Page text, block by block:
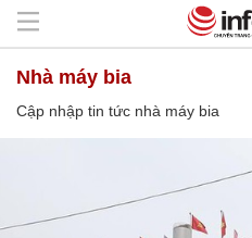
nhà máy bia
Cập nhập tin tức nhà máy bia